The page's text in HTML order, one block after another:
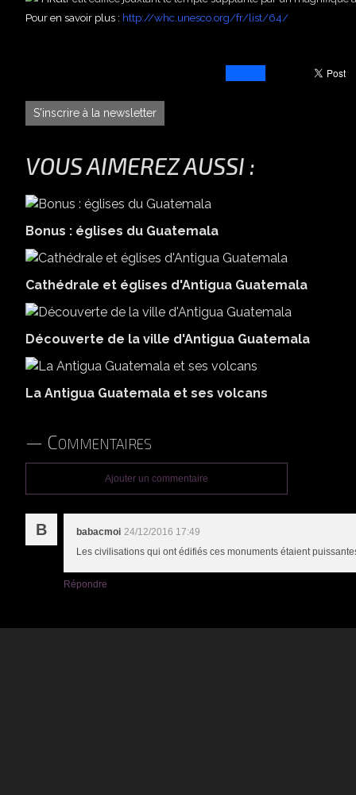
Pour en savoir plus : http://whc.unesco.org/fr/list/64/
S'inscrire à la newsletter
VOUS AIMEREZ AUSSI :
Bonus : églises du Guatemala
Cathédrale et églises d'Antigua Guatemala
Découverte de la ville d'Antigua Guatemala
La Antigua Guatemala et ses volcans
Commentaires
Ajouter un commentaire
B babacmoi 24/12/2016 17:49
Les civilisations qui ont édifiés ces monuments étaient
Répondre